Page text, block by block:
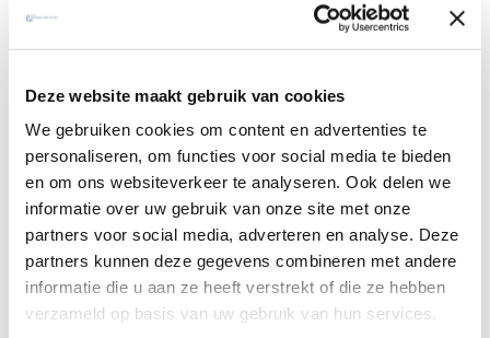
Deze website maakt gebruik van cookies
We gebruiken cookies om content en advertenties te
personaliseren, om functies voor social media te bieden
en om ons websiteverkeer te analyseren. Ook delen we
informatie over uw gebruik van onze site met onze
partners voor social media, adverteren en analyse. Deze
partners kunnen deze gegevens combineren met andere
informatie die u aan ze heeft verstrekt of die ze hebben
verzameld op basis van uw gebruik van hun services.
het verlangen naar het leven. Ik ontmoet vaak mensen die
of angst zijn. Voor hen is het leven te waardevol om het
aan trivialiteiten te besteden. Een betere levensles is
moeilijk voor te stellen.”